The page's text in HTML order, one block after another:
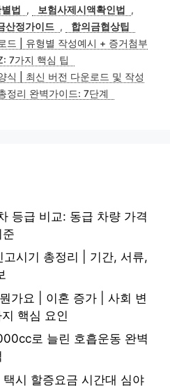
리
법 , 보험사제시액확인법
,
산정가이드 ,
합의금협상팁
드 | 유형별 작성예시 + 증거첨부
7가지 핵심 팁
식 | 최신 버전 다운로드 및 작성
정리 완벽가이드: 7단계
등급 비교: 동급 차량 가격
시기 총정리 | 기간, 서류,
가요 | 이혼 증가 | 사회 변
핵심 요인
로 늘린 호흡운동 완벽
시 할증요금 시간대 심야